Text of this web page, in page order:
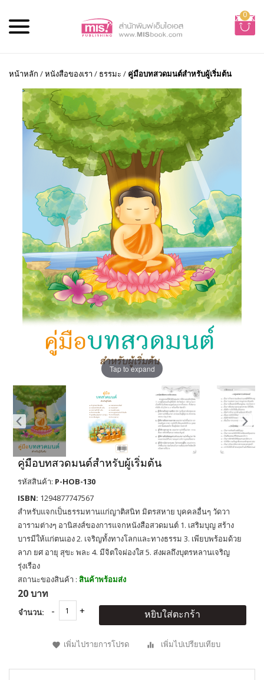
0
หน้าหลัก /หนังสือของเรา / ธรรมะ / คู่มือบทสวดมนต์สำหรับผู้เริ่มต้น
Tap to expand
คู่มือบทสวดมนต์สำหรับผู้เริ่มต้น
รหัสสินค้า: P-HOB-130
ISBN: 1294877747567
สำหรับแจกเป็นธรรมทานแก่ญาติสนิท มิตรสหาย บุคคลอื่นๆ วัดวา
อารามต่างๆ อานิสงส์ของการแจกหนังสือสวดมนต์ 1. เสริมบุญ สร้าง
บารมีให้แก่ตนเอง 2. เจริญทั้งทางโลกและทางธรรม 3. เพียบพร้อมด้วย
ลาภ ยศ อายุ สุขะ พละ 4. มีจิตใจผ่องใส 5. ส่งผลถึงบุตรหลานเจริญ
รุ่งเรือง
สถานะของสินค้า : สินค้าพร้อมส่ง
20 บาท
จำนวน: หยิบใส่ตะกร้า
เพิ่มไปรายการโปรด เพิ่มไปเปรียบเทียบ